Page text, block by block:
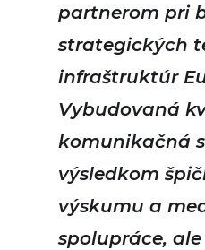
partnerom pri
strategických
infraštruktúr
Vybudovaná
komunikačná
výsledkom
výskumu a
spolupráce,